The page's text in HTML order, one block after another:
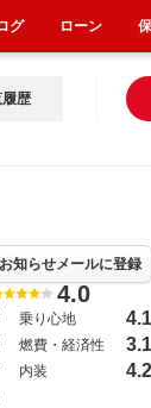
履歴
知らせメールに登録
4.0
乗り心地 4.1
燃費・経済性 3.1
内装 4.2
グ ローン